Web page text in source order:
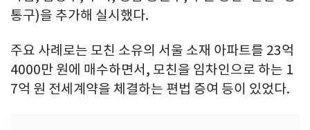
통구)을 추가해 실시했다.
주요 사례로는 모친 소유의 서울 소재 아파트를 23억
4000만 원에 매수하면서, 모친을 임차인으로 하는 1
7억 원 전세계약을 체결하는 편법 증여 등이 있었다.